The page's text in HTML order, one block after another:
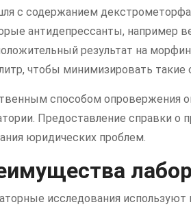
с содержанием
антидепрессанты, например
результат на
чтобы минимизировать такие
способом опровержения
Предоставление справки о
юридических проблем.
исследования